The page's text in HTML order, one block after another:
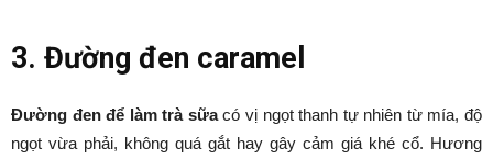
3. Đường đen caramel
Đường đen để làm trà sữacó vị ngọt thanh tự nhiên từ mía, độ
ngọt vừa phải, không quá gắt hay gây cảm giá khé cổ. Hương